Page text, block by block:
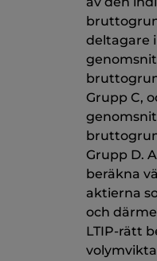
deltagare
Grupp C,
Grupp D.
beräkna
aktierna
och
LTIP-rätt